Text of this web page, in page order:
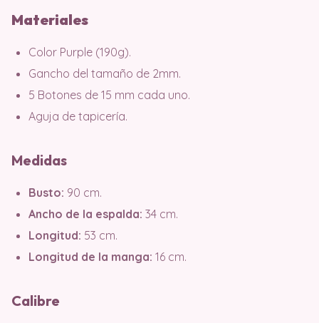
Materiales
Color Purple (190g).
Gancho del tamaño de 2mm.
5 Botones de 15 mm cada uno.
Aguja de tapicería.
Medidas
Busto: 90 cm.
Ancho de la espalda: 34 cm.
Longitud: 53 cm.
Longitud de la manga: 16 cm.
Calibre